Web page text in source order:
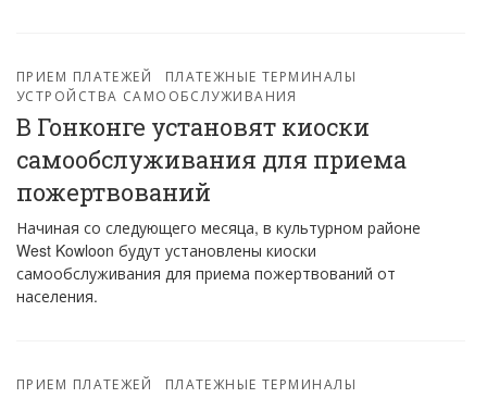
ПРИЕМ ПЛАТЕЖЕЙ
ПЛАТЕЖНЫЕ ТЕРМИНАЛЫ
УСТРОЙСТВА САМООБСЛУЖИВАНИЯ
В Гонконге установят киоски
самообслуживания для приема
пожертвований
Начиная со следующего месяца, в культурном районе
West Kowloon будут установлены киоски
самообслуживания для приема пожертвований от
населения.
ПРИЕМ ПЛАТЕЖЕЙ ПЛАТЕЖНЫЕ ТЕРМИНАЛЫ